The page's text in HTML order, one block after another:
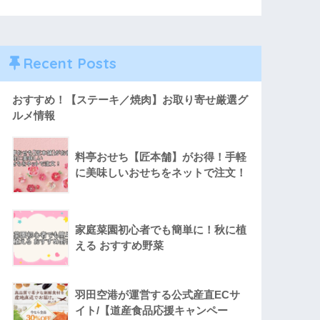
Recent Posts
おすすめ！【ステーキ／焼肉】お取り寄せ厳選グ
ルメ情報
料亭おせち【匠本舗】がお得！手軽
に美味しいおせちをネットで注文！
家庭菜園初心者でも簡単に！秋に植
える おすすめ野菜
羽田空港が運営する公式産直ECサ
イト/【道産食品応援キャンペー